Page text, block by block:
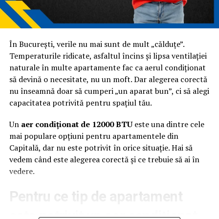
GEO cere mai multă claritate și logică în exprimare.
mai este suficient să „bifezi” criterii. Trebuie să explici
bine.
SEO pentru AI: zona de
intersecție
SEO pentru AI este, de fapt, aplicarea principiilor SEO
într-un context nou. Nu mai optimizezi doar pentru
poziții, ci pentru înțelegere.
Ce înseamnă asta concret?
În loc să construiești conținut în jurul unui keyword, îl
construiești în jurul unei întrebări. În loc să răspunzi
În București, verile nu mai sunt de mult „călduțe”.
Temperaturile ridicate, asfaltul încins și lipsa ventilației
naturale în multe apartamente fac ca aerul condiționat
să devină o necesitate, nu un moft. Dar alegerea corectă
nu înseamnă doar să cumperi „un aparat bun”, ci să alegi
capacitatea potrivită pentru spațiul tău.
Un aer condiționat de 12000 BTUeste una dintre cele
mai populare opțiuni pentru apartamentele din
Capitală, dar nu este potrivit în orice situație. Hai să
vedem când este alegerea corectă și ce trebuie să ai în
vedere.
Pentru ce tip de apartament